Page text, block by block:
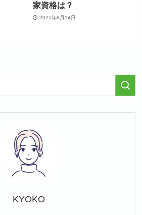
家資格は？
2025年8月14日
KYOKO